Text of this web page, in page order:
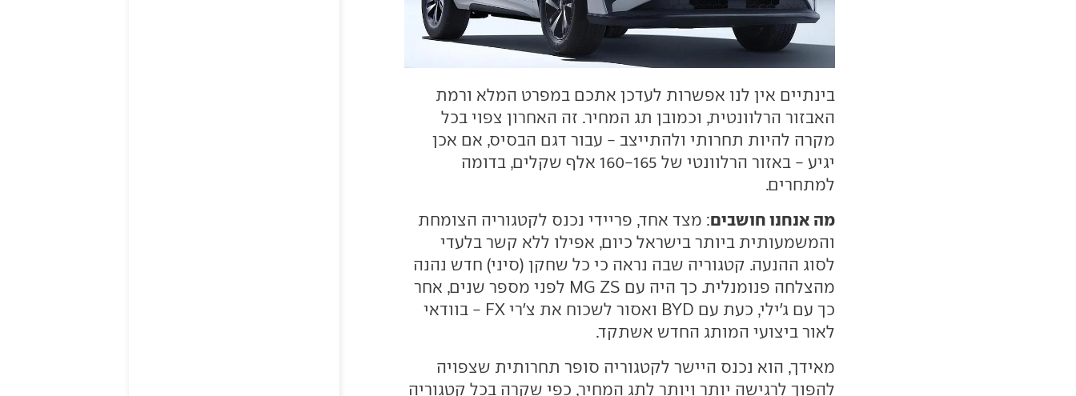
בינתיים אין לנו אפשרות לעדכן אתכם במפרט המלא ורמת
האבזור הרלוונטית, וכמובן תג המחיר. זה האחרון צפוי בכל
מקרה להיות תחרותי ולהתייצב - עבור דגם הבסיס, אם אכן
יגיע - באזור הרלוונטי של 160-165 אלף שקלים, בדומה
למתחרים.
מה אנחנו חושבים: מצד אחד, פריידי נכנס לקטגוריה הצומחת
והמשמעותית ביותר בישראל כיום, אפילו ללא קשר בלעדי
לסוג ההנעה. קטגוריה שבה נראה כי כל שחקן (סיני) חדש נהנה
מהצלחה פנומנלית. כך היה עם MG ZS לפני מספר שנים, אחר
כך עם ג'ילי, כעת עם BYD ואסור לשכוח את צ'רי FX - בוודאי
לאור ביצועי המותג החדש אשתקד.
מאידך, הוא נכנס היישר לקטגוריה סופר תחרותית שצפויה
להפוך לרגישה יותר ויותר לתג המחיר, כפי שקרה בכל קטגוריה